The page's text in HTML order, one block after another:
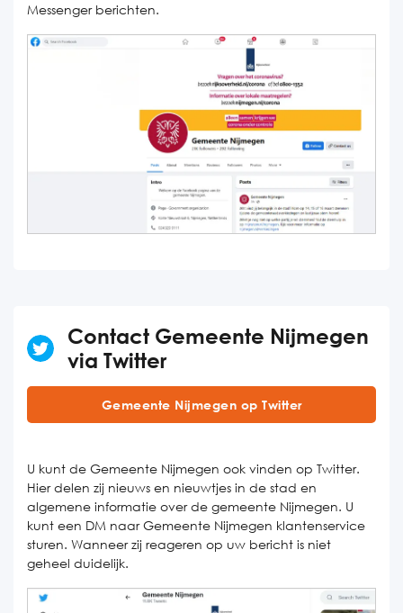
Messenger berichten.
Contact Gemeente Nijmegen
via Twitter
Gemeente Nijmegen op Twitter
U kunt de Gemeente Nijmegen ook vinden op Twitter.
Hier delen zij nieuws en nieuwtjes in de stad en
algemene informatie over de gemeente Nijmegen. U
kunt een DM naar Gemeente Nijmegen klantenservice
sturen. Wanneer zij reageren op uw bericht is niet
geheel duidelijk.